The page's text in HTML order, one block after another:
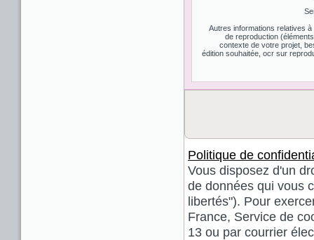
Autres informations relatives
de reproduction
contexte de votre projet,
édition souhaitée, ocr sur
Politique de
Vous disposez d'un
de données qui vous
libertés"). Pour
France, Service de
13 ou par courrier